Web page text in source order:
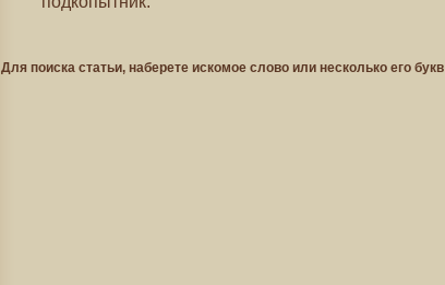
Для поиска статьи, наберете искомое слово или несколько его букв